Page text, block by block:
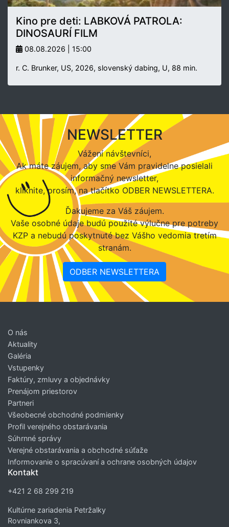
Kino pre deti: LABKOVÁ PATROLA:
DINOSAURÍ FILM
08.08.2026 | 15:00
r. C. Brunker, US, 2026, slovenský dabing, U, 88 min.
NEWSLETTER
Vážení návštevníci,
Ak máte záujem, aby sme Vám pravidelne posielali
informačný newsletter,
kliknite, prosím, na tlačítko ODBER NEWSLETTERA.
Ďakujeme za Váš záujem.
Vaše osobné údaje budú použité výlučne pre potreby
KZP a nebudú poskytnuté bez Vášho vedomia tretím
stranám.
ODBER NEWSLETTERA
O nás
Aktuality
Galéria
Vstupenky
Faktúry, zmluvy a objednávky
Prenájom priestorov
Partneri
Všeobecné obchodné podmienky
Profil verejného obstarávania
Súhrnné správy
Verejné obstarávania a obchodné súťaže
Informovanie o spracúvaní a ochrane osobných údajov
Kontakt
+421 2 68 299 219
Kultúrne zariadenia Petržalky
Rovniankova 3,